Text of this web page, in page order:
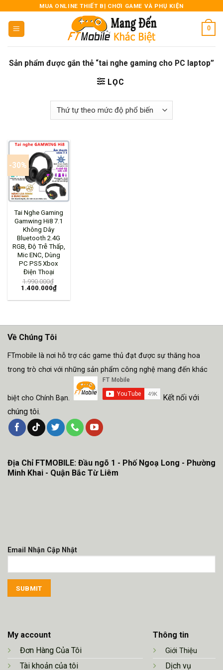
content
MUA ONLINE THIẾT BỊ CHƠI GAME VÀ PHỤ KIỆN
0
Sản phẩm được gắn thẻ “tai nghe gaming cho PC laptop”
LỌC
-30%
Tai Nghe Gaming
Gamwing Hi8 7.1
Không Dây
Bluetooth 2.4G
RGB, Độ Trễ Thấp,
Mic ENC, Dùng
PC PS5 Xbox
Điện Thoại
1.990.000₫
1.400.000₫
Về Chúng Tôi
FTmobile là nơi hỗ trợ các game thủ đạt được sự thăng hoa
trong trò chơi với những sản phẩm công nghệ mang đến khác
biệt cho Chính Bạn.
Kết nối với
chúng tôi.
My account
Đơn Hàng Của Tôi
Tài khoản của tôi
Thông tin
Giới Thiệu
Dịch vụ
Địa Chỉ FTMOBILE: Đầu ngõ 1 - Phố Ngoạ Long - Phường
Minh Khai - Quận Bắc Từ Liêm
Email Nhận Cập Nhật